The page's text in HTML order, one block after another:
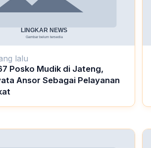
lalu
Posko Mudik di Jateng,
Ansor Sebagai Pelayanan